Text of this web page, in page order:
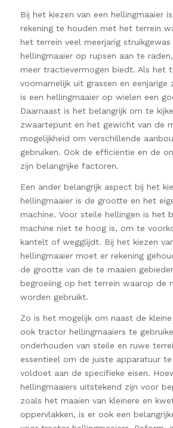
Bij het kiezen van een hellingmaaier
rekening te houden met het terrein
het terrein veel meerjarig
hellingmaaier op rupsen aan te
meer tractievermogen biedt. Als het
voornamelijk uit grassen en eenjarige
is een hellingmaaier op wielen een
Daarnaast is het belangrijk om te
zwaartepunt en het gewicht van de
mogelijkheid om verschillende
gebruiken. Ook de efficiëntie en de
zijn belangrijke factoren.
Een ander belangrijk aspect bij het
hellingmaaier is de grootte en het
machine. Voor steile hellingen is het
machine niet te hoog is, om te
kantelt of wegglijdt. Bij het kiezen
hellingmaaier moet er rekening
de grootte van de te maaien
begroeiing op het terrein waarop de
worden gebruikt.
Zo is het mogelijk om naast de kleine
ook tractor hellingmaaiers te
onderhouden van steile en ruwe
essentieel om de juiste apparatuur
voldoet aan de specifieke eisen.
hellingmaaiers uitstekend zijn voor
zoals het maaien van kleinere en
oppervlakken, is er ook een